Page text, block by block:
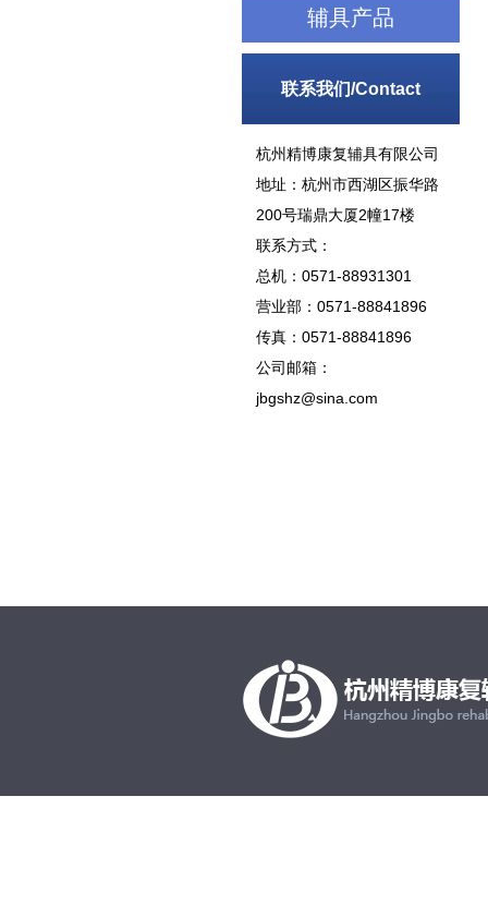
辅具产品
联系我们/Contact
杭州精博康复辅具有限公司
地址：杭州市西湖区振华路
200号瑞鼎大厦2幢17楼
联系方式：
总机：0571-88931301
营业部：0571-88841896
传真：0571-88841896
公司邮箱：
jbgshz@sina.com